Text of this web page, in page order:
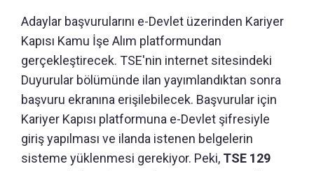
Adaylar başvurularını e-Devlet üzerinden Kariyer
Kapısı Kamu İşe Alım platformundan
gerçekleştirecek. TSE'nin internet sitesindeki
Duyurular bölümünde ilan yayımlandıktan sonra
başvuru ekranına erişilebilecek. Başvurular için
Kariyer Kapısı platformuna e-Devlet şifresiyle
giriş yapılması ve ilanda istenen belgelerin
sisteme yüklenmesi gerekiyor. Peki, TSE 129